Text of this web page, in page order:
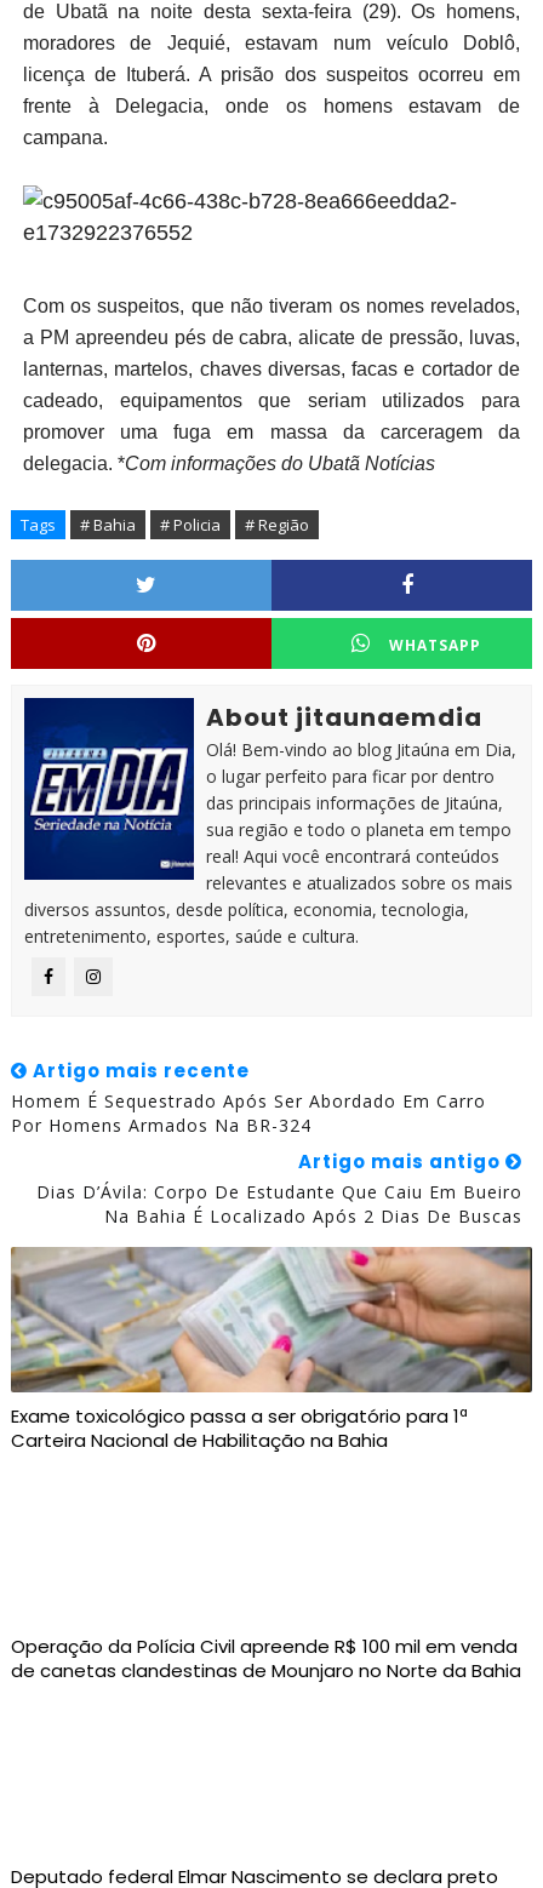
de Ubatã na noite desta sexta-feira (29). Os homens,
moradores de Jequié, estavam num veículo Doblô,
licença de Ituberá. A prisão dos suspeitos ocorreu em
frente à Delegacia, onde os homens estavam de
campana.
Com os suspeitos, que não tiveram os nomes revelados,
a PM apreendeu pés de cabra, alicate de pressão, luvas,
lanternas, martelos, chaves diversas, facas e cortador de
cadeado, equipamentos que seriam utilizados para
promover uma fuga em massa da carceragem da
delegacia. *Com informações do Ubatã Notícias
Tags # Bahia # Policia # Região
WHATSAPP
About jitaunaemdia
Olá! Bem-vindo ao blog Jitaúna em Dia,
o lugar perfeito para ficar por dentro
das principais informações de Jitaúna,
sua região e todo o planeta em tempo
real! Aqui você encontrará conteúdos
relevantes e atualizados sobre os mais
diversos assuntos, desde política, economia, tecnologia,
entretenimento, esportes, saúde e cultura.
Artigo mais recente
Homem É Sequestrado Após Ser Abordado Em Carro
Por Homens Armados Na BR-324
Artigo mais antigo
Dias D’Ávila: Corpo De Estudante Que Caiu Em Bueiro
Na Bahia É Localizado Após 2 Dias De Buscas
Exame toxicológico passa a ser obrigatório para 1ª
Carteira Nacional de Habilitação na Bahia
Operação da Polícia Civil apreende R$ 100 mil em venda
de canetas clandestinas de Mounjaro no Norte da Bahia
Deputado federal Elmar Nascimento se declara preto